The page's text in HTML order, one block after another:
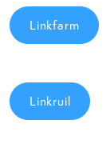
Linkfarm
Linkruil